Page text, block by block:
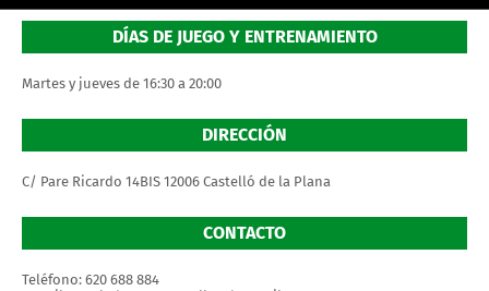
DÍAS DE JUEGO Y ENTRENAMIENTO
Martes y jueves de 16:30 a 20:00
DIRECCIÓN
C/ Pare Ricardo 14BIS 12006 Castelló de la Plana
CONTACTO
Teléfono: 620 688 884